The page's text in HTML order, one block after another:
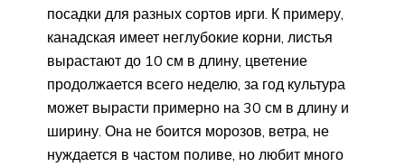
посадки для разных сортов ирги. К примеру,
канадская имеет неглубокие корни, листья
вырастают до 10 см в длину, цветение
продолжается всего неделю, за год культура
может вырасти примерно на 30 см в длину и
ширину. Она не боится морозов, ветра, не
нуждается в частом поливе, но любит много